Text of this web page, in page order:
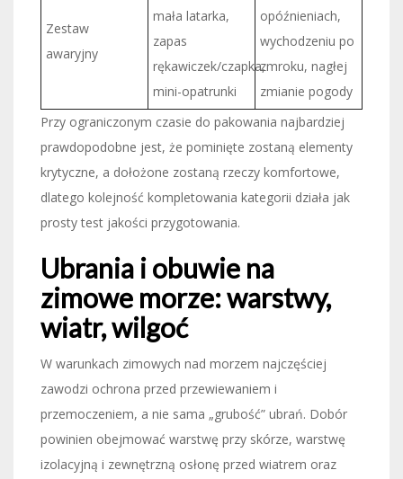
Zestaw
awaryjny
mała latarka,
zapas
rękawiczek/czapka,
mini-opatrunki
opóźnieniach,
wychodzeniu po
zmroku, nagłej
zmianie pogody
Przy ograniczonym czasie do pakowania najbardziej
prawdopodobne jest, że pominięte zostaną elementy
krytyczne, a dołożone zostaną rzeczy komfortowe,
dlatego kolejność kompletowania kategorii działa jak
prosty test jakości przygotowania.
Ubrania i obuwie na
zimowe morze: warstwy,
wiatr, wilgoć
W warunkach zimowych nad morzem najczęściej
zawodzi ochrona przed przewiewaniem i
przemoczeniem, a nie sama „grubość” ubrań. Dobór
powinien obejmować warstwę przy skórze, warstwę
izolacyjną i zewnętrzną osłonę przed wiatrem oraz